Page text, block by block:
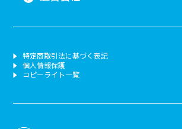
特定商取引法に基づく表記
個人情報保護
コピーライト一覧